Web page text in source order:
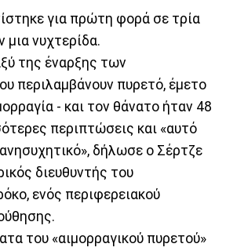
για πρώτη φορά σε τρία
μια νυχτερίδα.
της έναρξης των
περιλαμβάνουν πυρετό, έμετο
- και τον θάνατο ήταν 48
περιπτώσεις και «αυτό
δήλωσε ο Σέρτζε
διευθυντής του
ενός περιφερειακού
του «αιμορραγικού πυρετού»